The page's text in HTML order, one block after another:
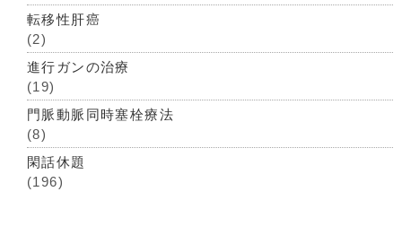
転移性肝癌
(2)
進行ガンの治療
(19)
門脈動脈同時塞栓療法
(8)
閑話休題
(196)